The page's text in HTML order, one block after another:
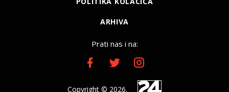
ARHIVA
Prati nas i na:
Copyright © 2026.